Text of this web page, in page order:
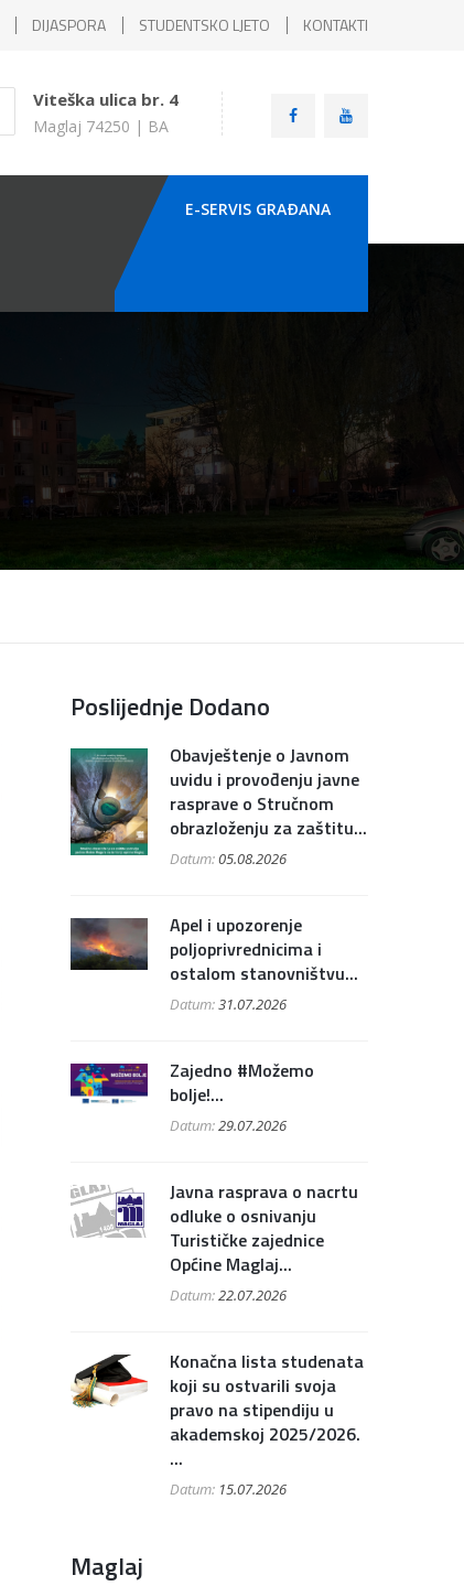
DIJASPORA STUDENTSKO LJETO KONTAKTI
Viteška ulica br. 4
Maglaj 74250 | BA
E-SERVIS GRAÐANA
Poslijednje Dodano
Obavještenje o Javnom
uvidu i provođenju javne
rasprave o Stručnom
obrazloženju za zaštitu...
Datum:05.08.2026
Apel i upozorenje
poljoprivrednicima i
ostalom stanovništvu...
Datum:31.07.2026
Zajedno #Možemo
bolje!...
Datum:29.07.2026
Javna rasprava o nacrtu
odluke o osnivanju
Turističke zajednice
Općine Maglaj...
Datum:22.07.2026
Konačna lista studenata
koji su ostvarili svoja
pravo na stipendiju u
akademskoj 2025/2026.
...
Datum: 15.07.2026
Maglaj